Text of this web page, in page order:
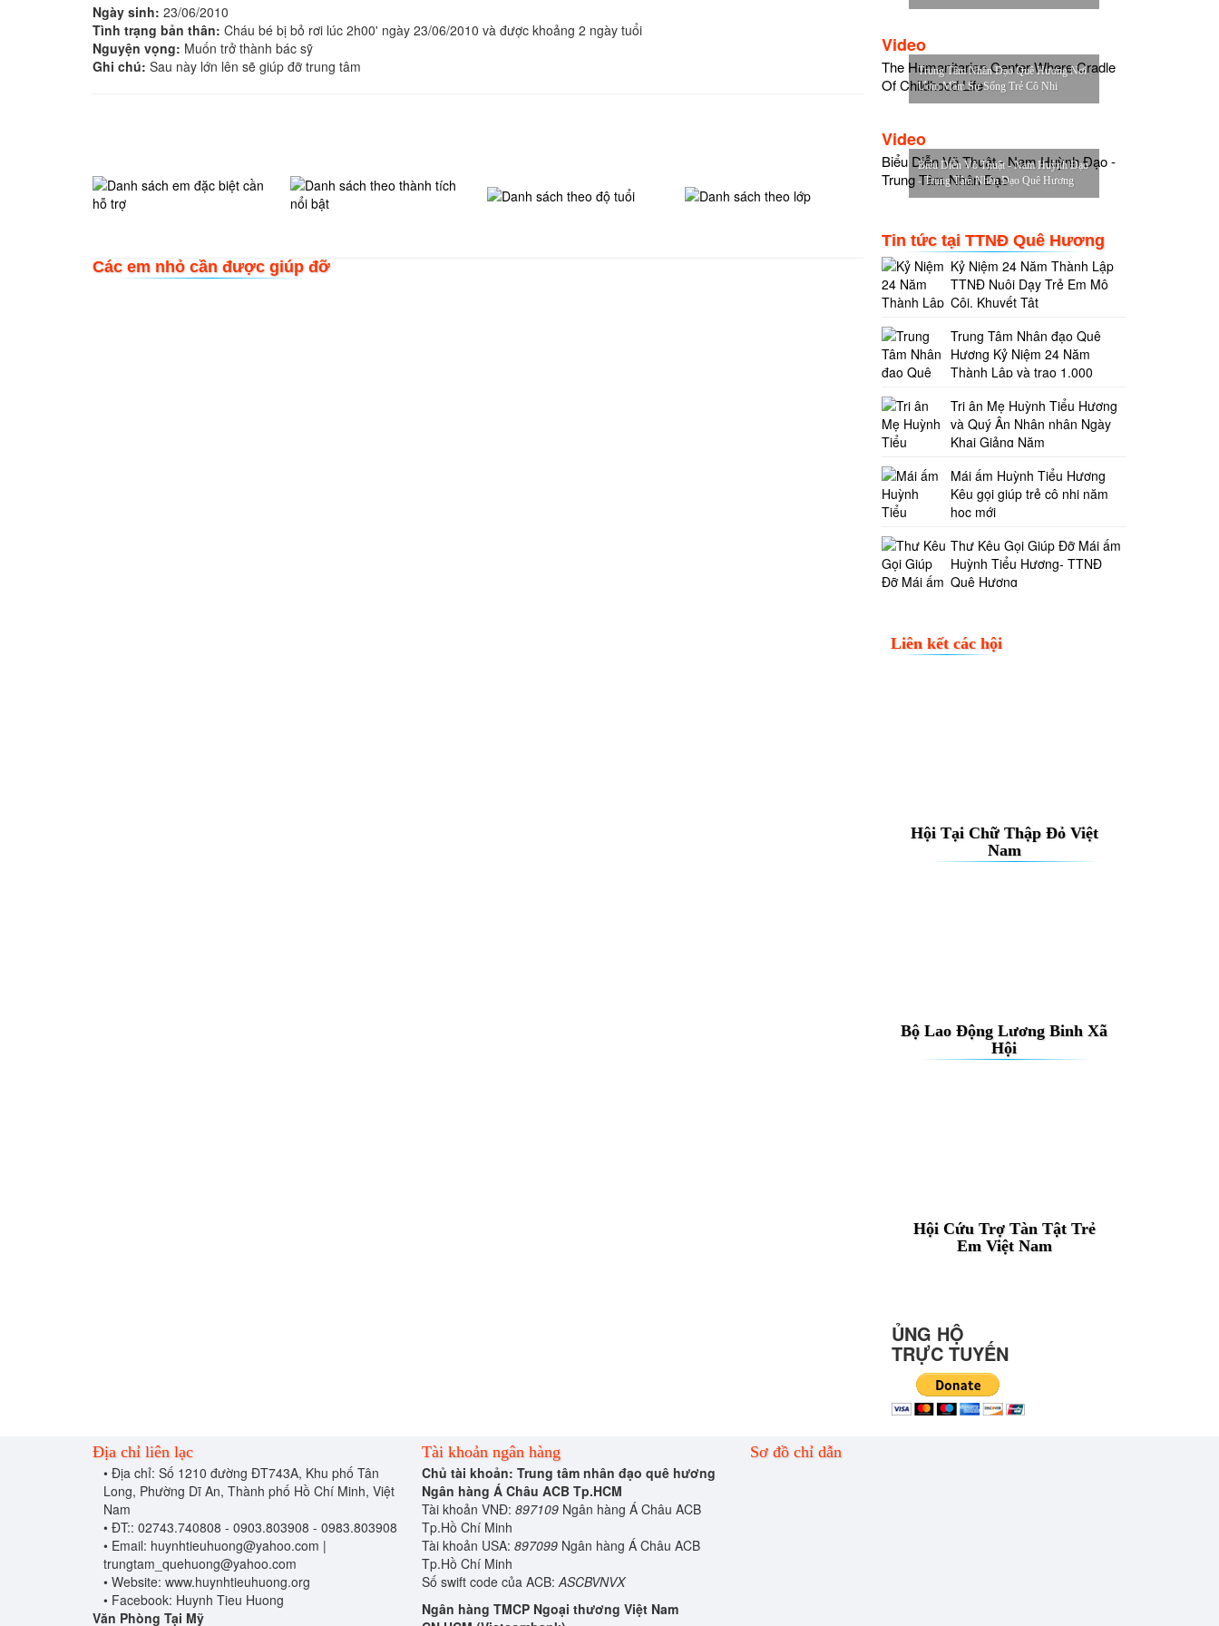
Ngày sinh: 23/06/2010
Tình trạng bản thân: Cháu bé bị bỏ rơi lúc 2h00' ngày 23/06/2010 và được khoảng 2 ngày tuổi
Nguyện vọng: Muốn trở thành bác sỹ
Ghi chú: Sau này lớn lên sẽ giúp đỡ trung tâm
Các em nhỏ cần được giúp đỡ
Video
The Humanitarian Center Where Cradle
Of Childhood Life
Trung Tâm Nhân Đạo Quê Hương Nơi
Ươm Mầm Sự Sống Trẻ Cô Nhi
Video
Biểu Diễn Võ Thuật - Nam Huỳnh Đạo -
Trung Tâm Nhân Đạo
Biểu Diễn Võ Thuật - Nam Huỳnh Đạo
- Trung Tâm Nhân Đạo Quê Hương
Tin tức tại TTNĐ Quê Hương
Kỷ Niệm 24 Năm Thành Lập
TTNĐ Nuôi Dạy Trẻ Em Mô
Côi, Khuyết Tật
Trung Tâm Nhân đạo Quê
Hương Kỷ Niệm 24 Năm
Thành Lập và trao 1.000
Tri ân Mẹ Huỳnh Tiểu Hương
và Quý Ân Nhân nhân Ngày
Khai Giảng Năm
Mái ấm Huỳnh Tiểu Hương
Kêu gọi giúp trẻ cô nhi năm
học mới
Thư Kêu Gọi Giúp Đỡ Mái ấm
Huỳnh Tiểu Hương- TTNĐ
Quê Hương
Liên kết các hội
Hội Tại Chữ Thập Đỏ Việt
Nam
Bộ Lao Động Lương Binh Xã
Hội
Hội Cứu Trợ Tàn Tật Trẻ
Em Việt Nam
ỦNG HỘ
TRỰC TUYẾN
Địa chỉ liên lạc
• Địa chỉ: Số 1210 đường ĐT743A, Khu phố Tân
Long, Phường Dĩ An, Thành phố Hồ Chí Minh, Việt
Nam
• ĐT:: 02743.740808 - 0903.803908 - 0983.803908
• Email: huynhtieuhuong@yahoo.com |
trungtam_quehuong@yahoo.com
• Website: www.huynhtieuhuong.org
• Facebook: Huynh Tieu Huong
Văn Phòng Tại Mỹ
Tài khoản ngân hàng
Chủ tài khoản: Trung tâm nhân đạo quê hương
Ngân hàng Á Châu ACB Tp.HCM
Tài khoản VNĐ: 897109 Ngân hàng Á Châu ACB
Tp.Hồ Chí Minh
Tài khoản USA: 897099 Ngân hàng Á Châu ACB
Tp.Hồ Chí Minh
Số swift code của ACB:ASCBVNVX
Ngân hàng TMCP Ngoại thương Việt Nam
Sơ đồ chỉ dẫn